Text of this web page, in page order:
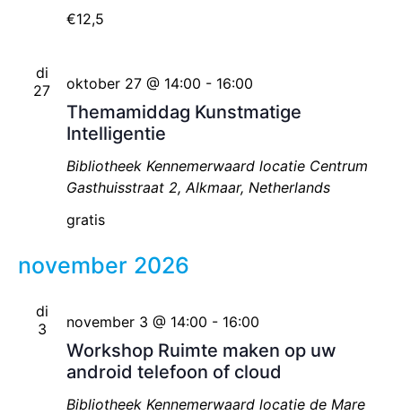
€12,5
di
27
Themamiddag Kunstmatige
Intelligentie
oktober 27 @ 14:00 - 16:00
Bibliotheek Kennemerwaard locatie Centrum
Gasthuisstraat 2, Alkmaar, Netherlands
gratis
november 2026
di
3
Workshop Ruimte maken op uw
android telefoon of cloud
november 3 @ 14:00 - 16:00
Bibliotheek Kennemerwaard locatie de Mare